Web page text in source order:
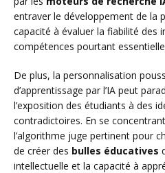
entraver le développement de la
capacité à évaluer la fiabilité des
compétences pourtant
De plus, la personnalisation
d’apprentissage par l’IA peut
l’exposition des étudiants à des
contradictoires. En se
l’algorithme juge pertinent pour
de créer des bulles éducatives
intellectuelle et la capacité à